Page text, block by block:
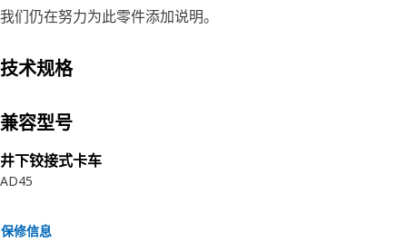
我们仍在努力为此零件添加说明。
技术规格
兼容型号
井下铰接式卡车
AD45
保修信息